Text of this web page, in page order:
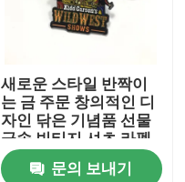
새로운 스타일 반짝이
는 금 주문 창의적인 디
자인 닦은 기념품 선물
금속 빈티지 셔츠 라펠
핀 브로치
문의 보내기